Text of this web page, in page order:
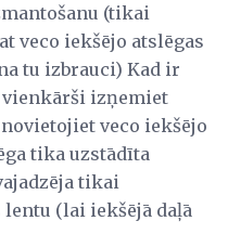
(tikai
veco iekšējo atslēgas
tu izbrauci) Kad ir
izņemiet
veco iekšējo
tika uzstādīta
tikai
(lai iekšējā daļā